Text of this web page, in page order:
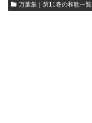
万葉集｜第11巻の和歌一覧